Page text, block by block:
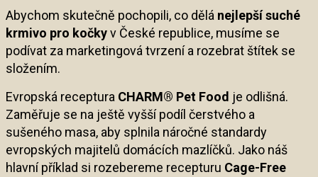
Abychom skutečně pochopili, co dělá nejlepší suché
krmivo pro kočkyv České republice, musíme se
podívat za marketingová tvrzení a rozebrat štítek se
složením.
Evropská receptura CHARM® Pet Food je odlišná.
Zaměřuje se na ještě vyšší podíl čerstvého a
sušeného masa, aby splnila náročné standardy
evropských majitelů domácích mazlíčků. Jako náš
hlavní příklad si rozebereme recepturu Cage-Free